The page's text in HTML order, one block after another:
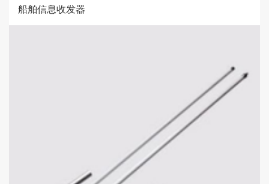
船舶信息收发器